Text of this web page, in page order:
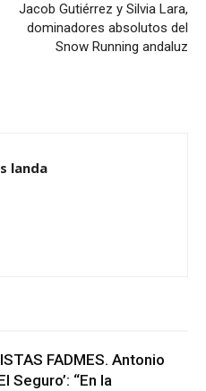
Jacob Gutiérrez y Silvia Lara,
dominadores absolutos del
Snow Running andaluz
landa
FADMES. Antonio
Seguro’: “En la